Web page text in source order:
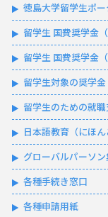
徳島大学留学生ポ
留学生 国費奨学金（
留学生 国費奨学金（
留学生対象の奨学金
留学生のための就職
日本語教育（にほ
グローバルパーソ
各種手続き窓口
各種申請用紙